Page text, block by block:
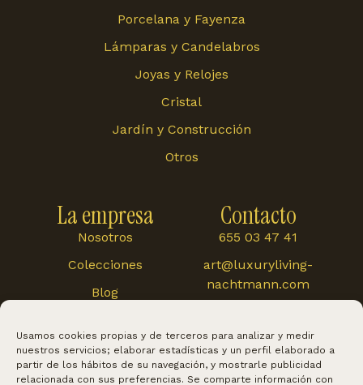
Usamos cookies propias y de terceros para analizar y medir
nuestros servicios; elaborar estadísticas y un perfil elaborado a
partir de los hábitos de su navegación, y mostrarle publicidad
relacionada con sus preferencias. Se comparte información con
La empresa
Nosotros
Colecciones
Blog
Contacto
655 03 47 41
art@luxuryliving-
nachtmann.com
Cártama 48, 29120,
Alhaurín El Grande
Porcelana y Fayenza
Lámparas y Candelabros
Joyas y Relojes
Cristal
Jardín y Construcción
Otros